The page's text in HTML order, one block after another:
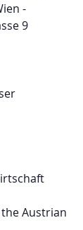
-
9
Austrian